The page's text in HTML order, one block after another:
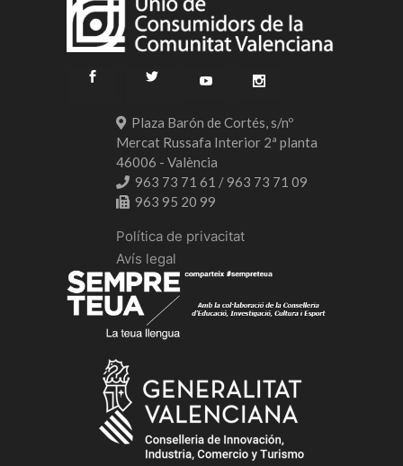
Plaza Barón de Cortés, s/nº
Mercat Russafa Interior 2ª planta
46006 - València
963 73 71 61 / 963 73 71 09
963 95 20 99
Política de privacitat
Avís legal